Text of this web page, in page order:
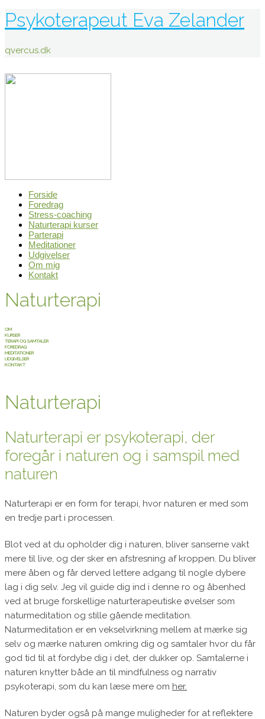
Psykoterapeut Eva Zelander
qvercus.dk
Forside
Foredrag
Stress-coaching
Naturterapi kurser
Parterapi
Meditationer
Udgivelser
Om mig
Kontakt
Naturterapi
OM
KURSER
TERAPI OG SAMTALER
FOREDRAG
MEDITATIONER
UDGIVELSER
KONTAKT
Naturterapi
Naturterapi er psykoterapi, der
foregår i naturen og i samspil med
naturen
Naturterapi er en form for terapi, hvor naturen er med som
en tredje part i processen.
Blot ved at du opholder dig i naturen, bliver sanserne vakt
mere til live, og der sker en afstresning af kroppen. Du bliver
mere åben og får derved lettere adgang til nogle dybere
lag i dig selv. Jeg vil guide dig ind i denne ro og åbenhed
ved at bruge forskellige naturterapeutiske øvelser som
naturmeditation og stille gående meditation.
Naturmeditation er en vekselvirkning mellem at mærke sig
selv og mærke naturen omkring dig og samtaler hvor du får
god tid til at fordybe dig i det, der dukker op. Samtalerne i
naturen knytter både an til mindfulness og narrativ
psykoterapi, som du kan læse mere om her.
Naturen byder også på mange muligheder for at reflektere